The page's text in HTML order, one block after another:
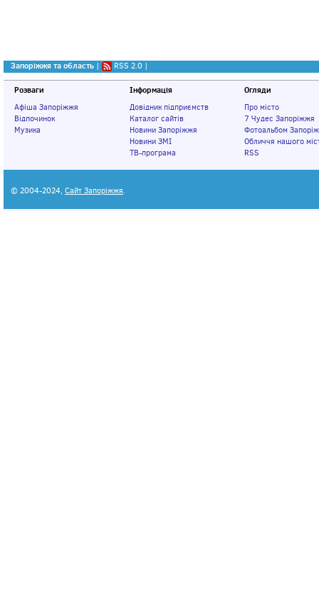
Запоріжжя та область | RSS 2.0 |
Розваги
Афіша Запоріжжя
Відпочинок
Музика
Інформація
Довідник підприємств
Каталог сайтів
Новини Запоріжжя
Новини ЗМІ
ТВ-програма
Огляди
Про місто
7 Чудес Запоріжжя
Фотоальбом
Обличчя нашого
RSS
© 2004-2024, Сайт Запоріжжя.